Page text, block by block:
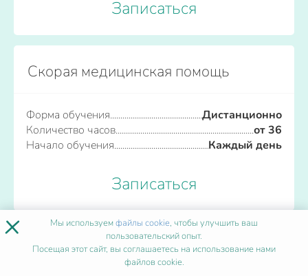
Записаться
Скорая медицинская помощь
Форма обучения
Дистанционно
Количество часов
от 36
Начало обучения
Каждый день
Записаться
ПОПУЛЯРНЫЕ ПРОГРАММЫ
× Мы используемфайлы cookie, чтобы улучшить ваш
пользовательский опыт.
Посещая этот сайт, вы соглашаетесь на использование нами
файлов cookie.